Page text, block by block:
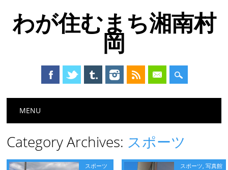
わが住むまち湘南村
岡
Main menu
MENU
Category Archives: スポーツ
スポーツ スポーツ ,写真館